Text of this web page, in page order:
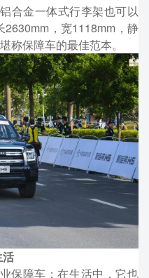
合金一体式行李架也可以
，宽1118mm，静
称保障车的最佳范本。
活
保障车；在生活中，它也